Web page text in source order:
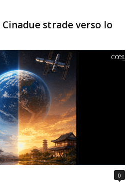
Cinadue strade verso lo
0